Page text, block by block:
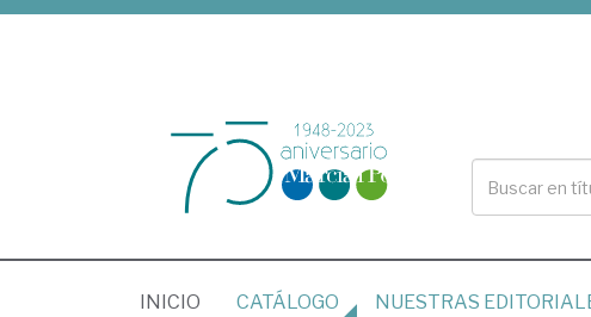
INICIO (CURRENT)
CATÁLOGO NUESTRAS